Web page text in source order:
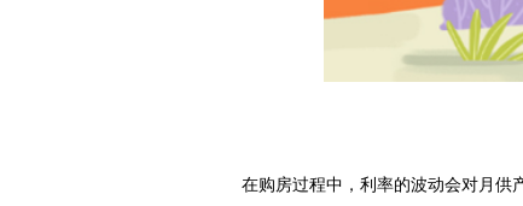
在购房过程中，利率的波动会对月供